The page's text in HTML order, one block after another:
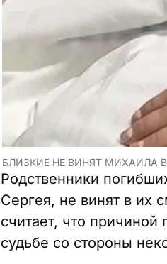
БЛИЗКИЕ НЕ ВИНЯТ МИХАИЛА В
Родственники
Сергея, не винят в их
считает, что
судьбе со стороны